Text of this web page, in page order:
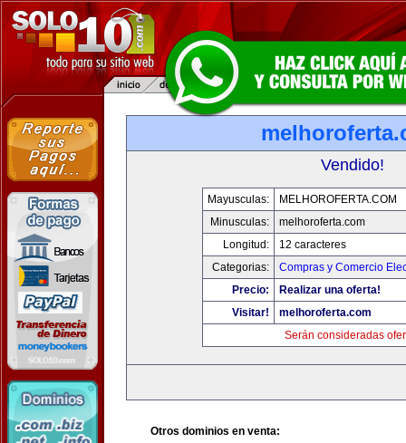
Vendido!
Mayusculas:
MELHOROFERTA.COM
Minusculas:
melhoroferta.com
Longitud:
12 caracteres
Categorias:
Compras y Comercio
Precio:
Realizar una oferta!
Visitar!
melhoroferta.com
Serán consideradas
Otros dominios en venta: